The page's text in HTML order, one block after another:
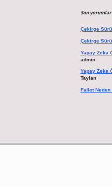
Son yorumlar
Çekirge
Çekirge
Yapay Zeka
admin
Yapay Zeka
Taylan
Fallot Neden